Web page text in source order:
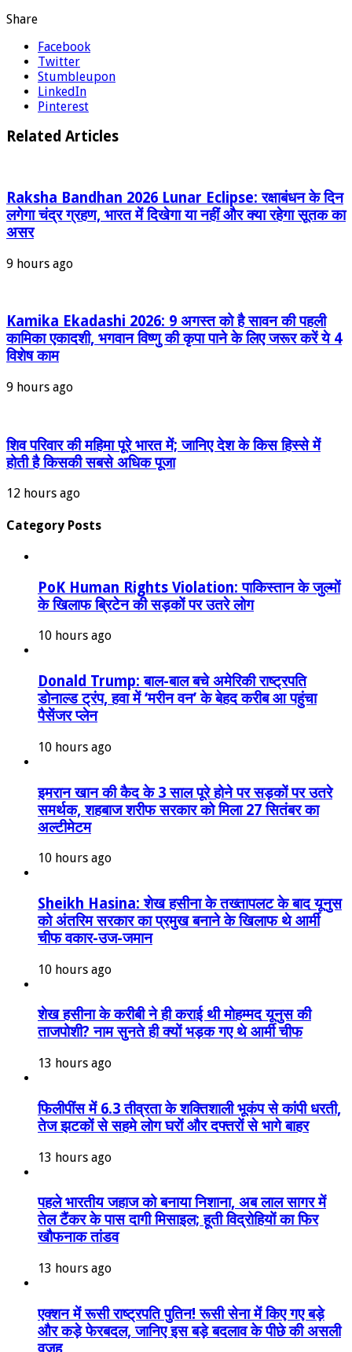
Share
Facebook
Twitter
Stumbleupon
LinkedIn
Pinterest
Related Articles
Raksha Bandhan 2026 Lunar Eclipse: रक्षाबंधन के दिन
लगेगा चंद्र ग्रहण, भारत में दिखेगा या नहीं और क्या रहेगा सूतक का
असर
9 hours ago
Kamika Ekadashi 2026: 9 अगस्त को है सावन की पहली
कामिका एकादशी, भगवान विष्णु की कृपा पाने के लिए जरूर करें ये 4
विशेष काम
9 hours ago
शिव परिवार की महिमा पूरे भारत में; जानिए देश के किस हिस्से में
होती है किसकी सबसे अधिक पूजा
12 hours ago
Category Posts
PoK Human Rights Violation: पाकिस्तान के जुल्मों
के खिलाफ ब्रिटेन की सड़कों पर उतरे लोग
10 hours ago
Donald Trump: बाल-बाल बचे अमेरिकी राष्ट्रपति
डोनाल्ड ट्रंप, हवा में ‘मरीन वन’ के बेहद करीब आ पहुंचा
पैसेंजर प्लेन
10 hours ago
इमरान खान की कैद के 3 साल पूरे होने पर सड़कों पर उतरे
समर्थक, शहबाज शरीफ सरकार को मिला 27 सितंबर का
अल्टीमेटम
10 hours ago
Sheikh Hasina: शेख हसीना के तख्तापलट के बाद यूनुस
को अंतरिम सरकार का प्रमुख बनाने के खिलाफ थे आर्मी
चीफ वकार-उज-जमान
10 hours ago
शेख हसीना के करीबी ने ही कराई थी मोहम्मद यूनुस की
ताजपोशी? नाम सुनते ही क्यों भड़क गए थे आर्मी चीफ
13 hours ago
फिलीपींस में 6.3 तीव्रता के शक्तिशाली भूकंप से कांपी धरती,
तेज झटकों से सहमे लोग घरों और दफ्तरों से भागे बाहर
13 hours ago
पहले भारतीय जहाज को बनाया निशाना, अब लाल सागर में
तेल टैंकर के पास दागी मिसाइल; हूती विद्रोहियों का फिर
खौफनाक तांडव
13 hours ago
एक्शन में रूसी राष्ट्रपति पुतिन! रूसी सेना में किए गए बड़े
और कड़े फेरबदल, जानिए इस बड़े बदलाव के पीछे की असली
वजह